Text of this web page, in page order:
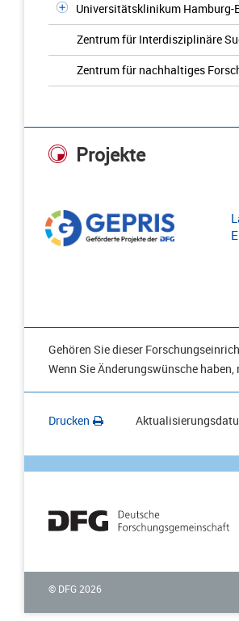
Universitätsklinikum Hamburg-
Zentrum für Interdisziplinäre
Zentrum für nachhaltiges
Projekte
Gehören Sie dieser
Wenn Sie Änderungswünsche haben,
Drucken
© DFG 2026